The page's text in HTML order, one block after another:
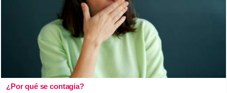
¿Por qué se contagia?